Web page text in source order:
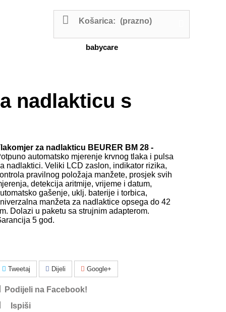
Košarica: (prazno)
babycare
nadlakticu s
za nadlakticu BEURER BM 28 -
automatsko mjerenje krvnog tlaka i pulsa
nadlaktici. Veliki LCD zaslon, indikator rizika,
pravilnog položaja manžete, prosjek svih
detekcija aritmije, vrijeme i datum,
gašenje, uklj. baterije i torbica,
manžeta za nadlaktice opsega do 42
Dolazi u paketu sa strujnim adapterom.
5 god.
Tweetaj Dijeli Google+
Podijeli na Facebook!
Ispiši